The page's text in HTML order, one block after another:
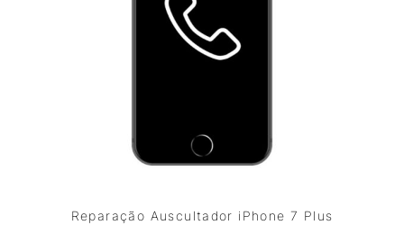
Reparação Auscultador iPhone 7 Plus